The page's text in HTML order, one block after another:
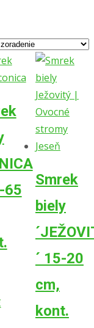
65
Smrek
biely
´ 15-20
cm,
kont.